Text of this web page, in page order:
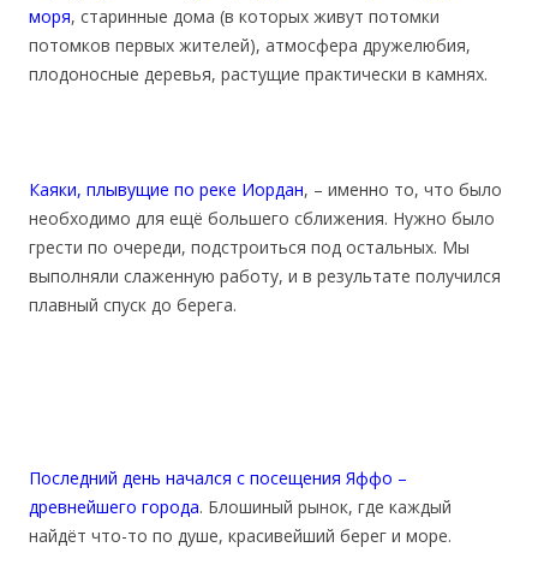
моря, старинные дома (в которых живут потомки
потомков первых жителей), атмосфера дружелюбия,
плодоносные деревья, растущие практически в камнях.
Каяки, плывущие по реке Иордан, – именно то, что было
необходимо для ещё большего сближения. Нужно было
грести по очереди, подстроиться под остальных. Мы
выполняли слаженную работу, и в результате получился
плавный спуск до берега.
Последний день начался с посещения Яффо –
древнейшего города. Блошиный рынок, где каждый
найдёт что-то по душе, красивейший берег и море.